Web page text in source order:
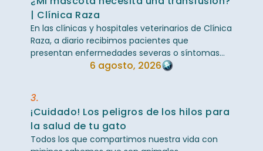
| Clínica Raza
En las clínicas y hospitales veterinarios de Clínica
Raza, a diario recibimos pacientes que
presentan enfermedades severas o síntomas
críticos que llevan a nuestro equipo médico a ...
6 agosto, 2026
3.
¡Cuidado! Los peligros de los hilos para
la salud de tu gato
Todos los que compartimos nuestra vida con